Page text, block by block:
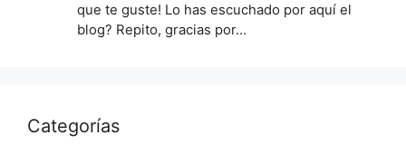
que te guste! Lo has escuchado por aquí el
blog? Repito, gracias por…
Categorías